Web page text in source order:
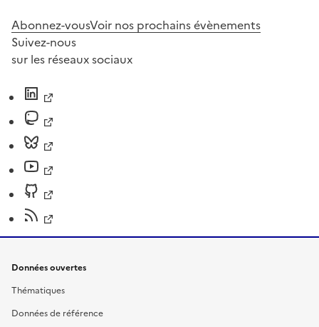
Abonnez-vousVoir nos prochains évènements
Suivez-nous
sur les réseaux sociaux
Données ouvertes
Thématiques
Données de référence